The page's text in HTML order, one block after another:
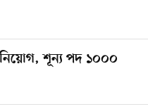
নিয়োগ, শূন্য পদ ১০০০